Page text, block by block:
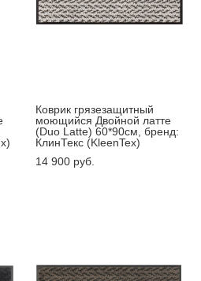
Коврик грязезащитный
моющийся Двойной латте
(Duo Latte) 60*90см, бренд:
КлинТекс (KleenTex)
14 900 pуб.